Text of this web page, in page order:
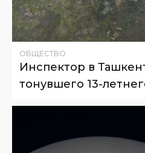
ОБЩЕСТВО
Инспектор в
тонувшего 13-